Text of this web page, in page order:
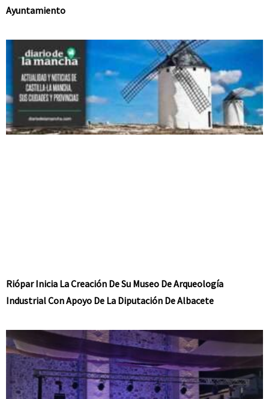
Ayuntamiento
Riópar Inicia La Creación De Su Museo De Arqueología
Industrial Con Apoyo De La Diputación De Albacete